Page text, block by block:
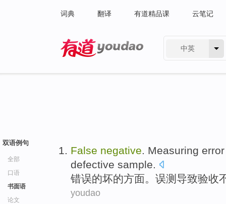
词典 翻译 有道精品课 云笔记
中英
双语例句
全部
口语
书面语
论文
False negative. Measuring error
defective sample.
错误的坏的方面。 误测 导致验收
youdao